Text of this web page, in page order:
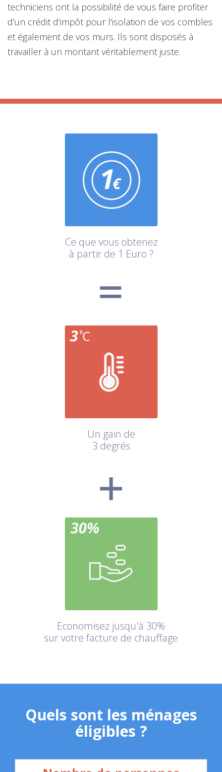
techniciens ont la possibilité de vous faire profiter
d’un crédit d’impôt pour l'isolation de vos combles
et également de vos murs. Ils sont disposés à
travailler à un montant véritablement juste.
Ce que vous obtenez
à partir de 1 Euro ?
Un gain de
3 degrés
Economisez jusqu'à 30%
sur votre facture de chauffage
Quels sont les ménages
éligibles ?